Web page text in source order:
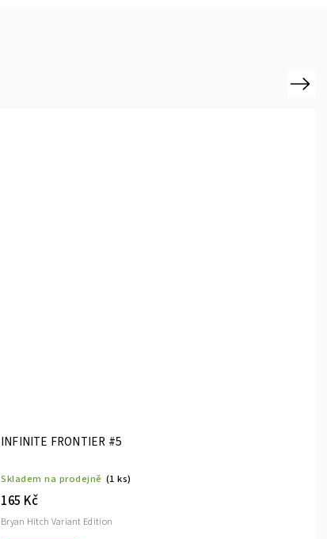
INFINITE FRONTIER #5
Skladem na prodejně (1 ks)
165 Kč
Bryan Hitch Variant Edition
Next